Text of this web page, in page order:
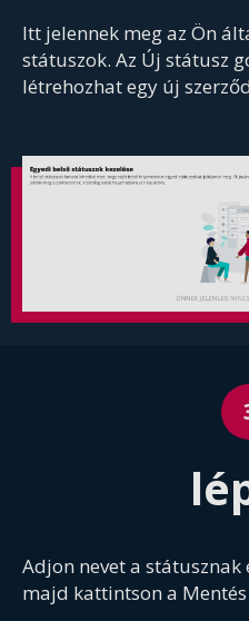
Itt jelennek meg az Ön
státuszok. Az Új státusz
létrehozhat egy új
Adjon nevet a státusznak
majd kattintson a